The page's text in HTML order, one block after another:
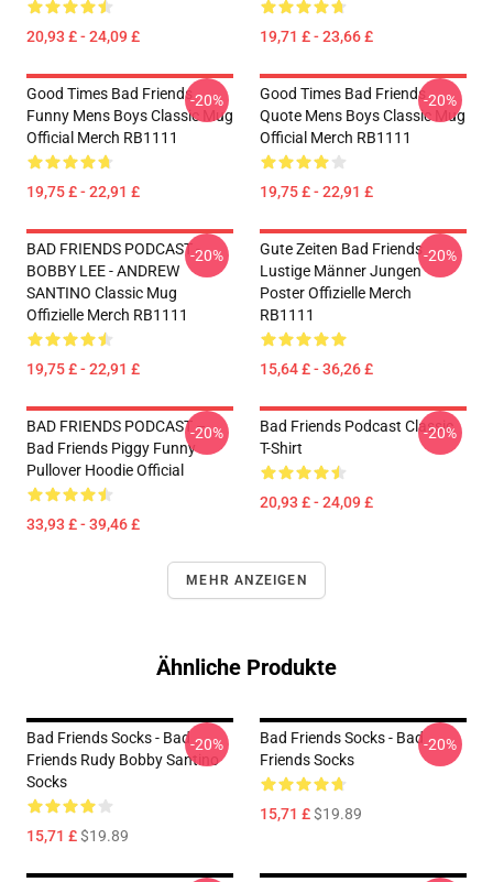
20,93 £ - 24,09 £ 19,71 £ - 23,66 £
Good Times Bad Friends
Funny Mens Boys Classic Mug
Official Merch RB1111
19,75 £ - 22,91 £
-20%
Good Times Bad Friends
Quote Mens Boys Classic Mug
Official Merch RB1111
19,75 £ - 22,91 £
-20%
BAD FRIENDS PODCAST -
BOBBY LEE - ANDREW
SANTINO Classic Mug
Offizielle Merch RB1111
19,75 £ - 22,91 £
-20%
Gute Zeiten Bad Friends
Lustige Männer Jungen
Poster Offizielle Merch
RB1111
15,64 £ - 36,26 £
-20%
BAD FRIENDS PODCAST –
Bad Friends Piggy Funny
Pullover Hoodie Official
33,93 £ - 39,46 £
-20%
Bad Friends Podcast Classic
T-Shirt
20,93 £ - 24,09 £
-20%
MEHR ANZEIGEN
Ähnliche Produkte
Bad Friends Socks - Bad
Friends Rudy Bobby Santino
Socks
15,71 £$19.89
-20%
Bad Friends Socks - Bad
Friends Socks
15,71 £$19.89
-20%